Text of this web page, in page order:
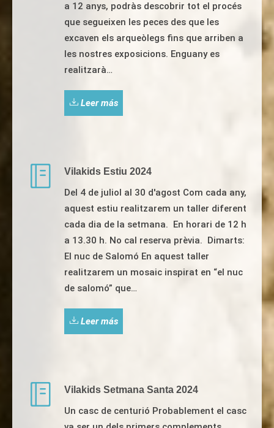
a 12 anys, podràs descobrir tot el procés
que segueixen les peces des que les
excaven els arqueòlegs fins que arriben a
les nostres exposicions. Enguany es
realitzarà…
Leer más
Vilakids Estiu 2024
Del 4 de juliol al 30 d'agost Com cada any,
aquest estiu realitzarem un taller diferent
cada dia de la setmana. En horari de 12 h
a 13.30 h. No cal reserva prèvia. Dimarts:
El nuc de Salomó En aquest taller
realitzarem un mosaic inspirat en “el nuc
de salomó” que…
Leer más
Vilakids Setmana Santa 2024
Un casc de centurió Probablement el casc